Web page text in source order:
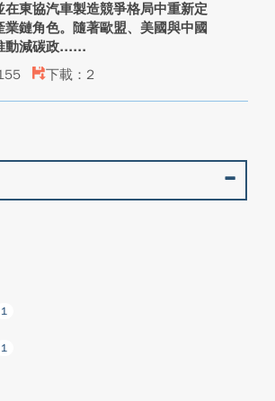
在東協汽車製造競爭格局中重新定
業鏈角色。隨著歐盟、美國與中國
動減碳政...
下載：2
1
1